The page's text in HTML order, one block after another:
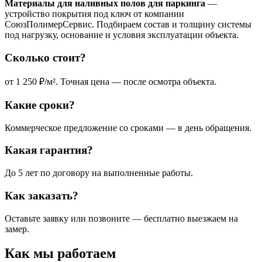
Материалы для наливных полов для паркинга —
устройство покрытия под ключ от компании
СоюзПолимерСервис. Подбираем состав и толщину системы
под нагрузку, основание и условия эксплуатации объекта.
Сколько стоит?
от 1 250 ₽/м². Точная цена — после осмотра объекта.
Какие сроки?
Коммерческое предложение со сроками — в день обращения.
Какая гарантия?
До 5 лет по договору на выполненные работы.
Как заказать?
Оставьте заявку или позвоните — бесплатно выезжаем на
замер.
Как мы работаем